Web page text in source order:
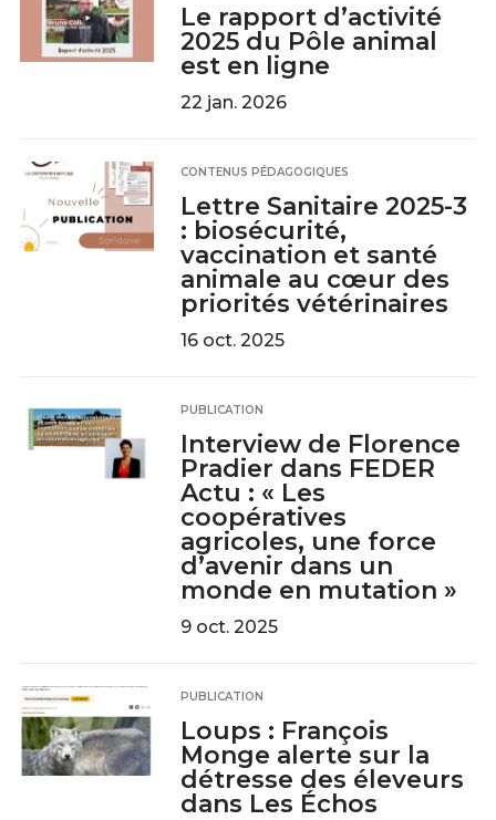
Le rapport d’activité
2025 du Pôle animal
est en ligne
22 jan. 2026
CONTENUS PÉDAGOGIQUES
Lettre Sanitaire 2025-3
: biosécurité,
vaccination et santé
animale au cœur des
priorités vétérinaires
16 oct. 2025
PUBLICATION
Interview de Florence
Pradier dans FEDER
Actu : « Les
coopératives
agricoles, une force
d’avenir dans un
monde en mutation »
9 oct. 2025
PUBLICATION
Loups : François
Monge alerte sur la
détresse des éleveurs
dans Les Échos